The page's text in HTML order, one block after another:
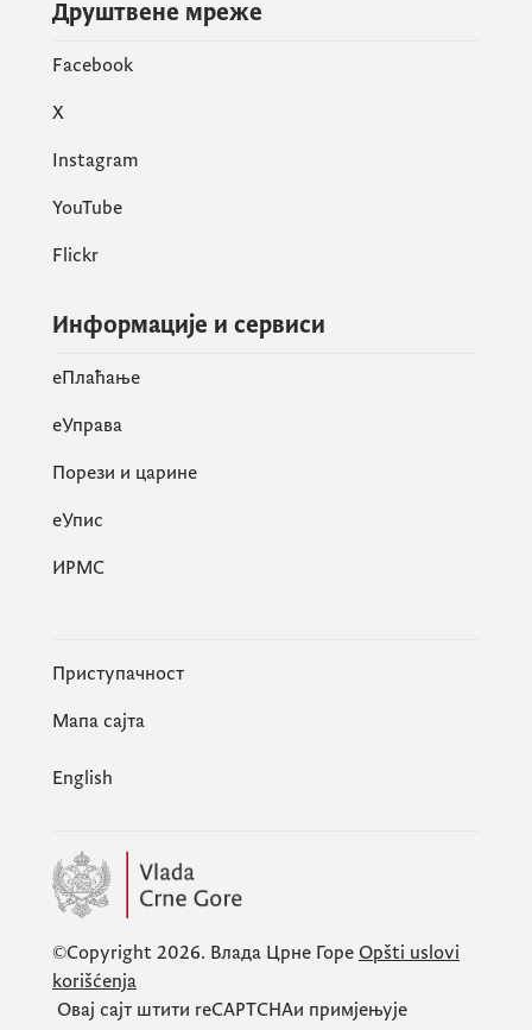
Друштвене мреже
Facebook
X
Instagram
YouTube
Flickr
Информације и сервиси
eПлаћање
еУправа
Порези и царине
eУпис
ИРМС
Приступачност
Мапа сајта
English
©Copyright 2026. Влада Црне Горе Opšti uslovi
korišćenja
Овај сајт штити reCAPTCHAи примјењује